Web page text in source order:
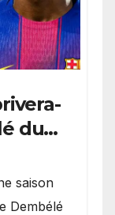
du
saison
Dembélé